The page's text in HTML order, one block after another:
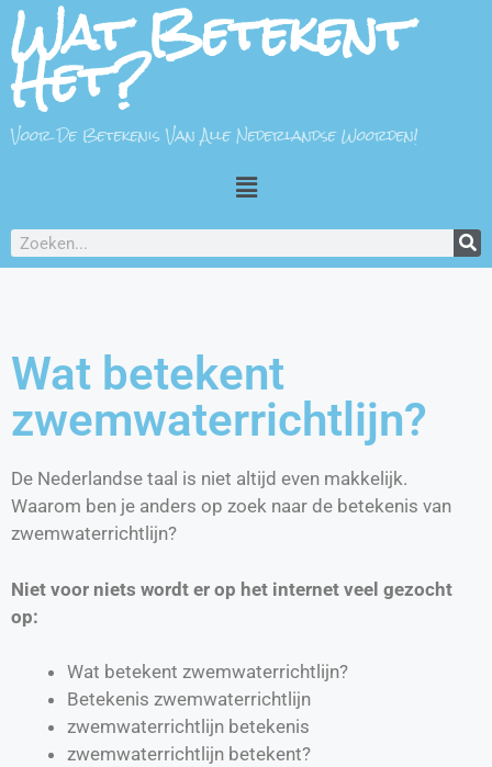
Wat Betekent
Het?
Voor De Betekenis Van Alle Nederlandse Woorden!
Wat betekent
zwemwaterrichtlijn?
De Nederlandse taal is niet altijd even makkelijk.
Waarom ben je anders op zoek naar de betekenis van
zwemwaterrichtlijn?
Niet voor niets wordt er op het internet veel gezocht
op:
Wat betekent zwemwaterrichtlijn?
Betekenis zwemwaterrichtlijn
zwemwaterrichtlijn betekenis
zwemwaterrichtlijn betekent?